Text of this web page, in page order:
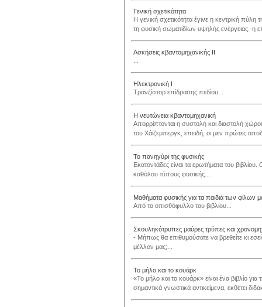
Γενική σχετικότητα
Η γενική σχετικότητα έγινε η κεντρική
τη φυσική σωματιδίων υψηλής ενέργειας -η
Ασκήσεις κβαντομηχανικής ΙΙ
Ηλεκτρονική Ι
Τρανζίστορ επίδρασης πεδίου...
Η νευτώνεια κβαντομηχανική
Απορρίπτονται η συστολή και διαστολή
του Χάϊζεμπεργκ, επειδή, οι μεν πρώτες
Το πανηγύρι της φυσικής
Εκατοντάδες είναι τα ερωτήματα του
καθόλου τύπους φυσικής....
Μαθήματα φυσικής για τα παιδιά των φίλων
Από το οπισθόφυλλο του βιβλίου...
Σκουληκότρυπες μαύρες τρύπες και
- Μήπως θα επιθυμούσατε να βρεθείτε κι
μέλλον μας;...
Το μήλο και το κουάρκ
«Το μήλο και το κουάρκ» είναι ένα βιβλίο για
σημαντικά γνωστικά αντικείμενα, εκθέτει